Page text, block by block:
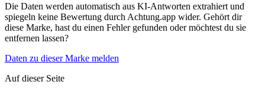
Die Daten werden automatisch aus KI-Antworten extrahiert und
spiegeln keine Bewertung durch Achtung.app wider. Gehört dir
diese Marke, hast du einen Fehler gefunden oder möchtest du sie
entfernen lassen?
Daten zu dieser Marke melden
Auf dieser Seite